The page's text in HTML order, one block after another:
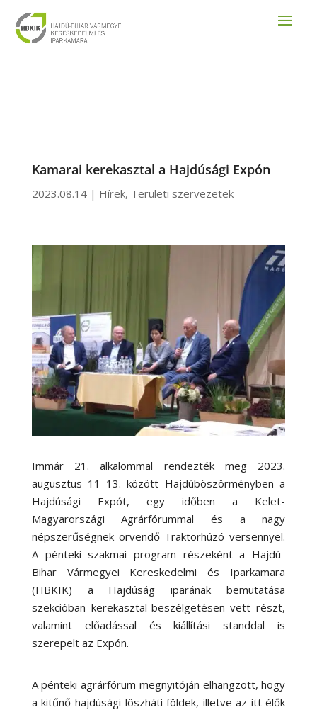
Kamarai kerekasztal a Hajdúsági Expón
2023.08.14| Hírek, Területi szervezetek
Immár 21. alkalommal rendezték meg 2023.
augusztus 11–13. között Hajdúböszörményben a
Hajdúsági Expót, egy időben a Kelet-
Magyarországi Agrárfórummal és a nagy
népszerűségnek örvendő Traktorhúzó versennyel.
A pénteki szakmai program részeként a Hajdú-
Bihar Vármegyei Kereskedelmi és Iparkamara
(HBKIK) a Hajdúság iparának bemutatása
szekcióban kerekasztal-beszélgetésen vett részt,
valamint előadással és kiállítási standdal is
szerepelt az Expón.
A pénteki agrárfórum megnyitóján elhangzott, hogy
a kitűnő hajdúsági-löszháti földek, illetve az itt élők